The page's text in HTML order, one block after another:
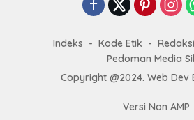
Indeks Kode Etik Redaksi
Pedoman Media
Copyright @2024. Web
Versi Non AMP